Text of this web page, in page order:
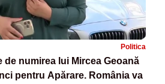
Politica
de numirea lui Mircea Geoană
pentru Apărare. România va